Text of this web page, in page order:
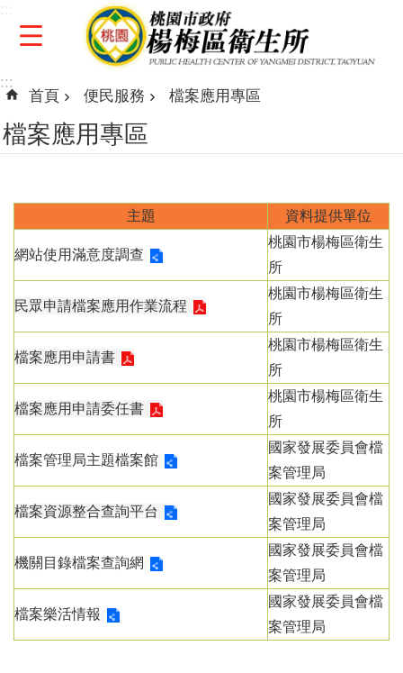
跳到主要內容區塊
:::
首頁 便民服務 檔案應用專區
檔案應用專區
主題 資料提供單位
網站使用滿意度調查
桃園市楊梅區衛生
所
民眾申請檔案應用作業流程
桃園市楊梅區衛生
所
檔案應用申請書
桃園市楊梅區衛生
所
檔案應用申請委任書
桃園市楊梅區衛生
所
檔案管理局主題檔案館
國家發展委員會檔
案管理局
檔案資源整合查詢平台
國家發展委員會檔
案管理局
機關目錄檔案查詢網
國家發展委員會檔
案管理局
檔案樂活情報
國家發展委員會檔
案管理局